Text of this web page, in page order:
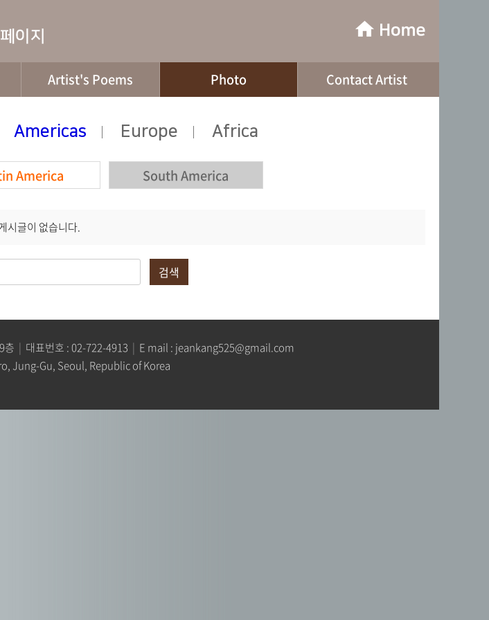
Artist's Poems Photo Contact Artist
Americas Europe Africa
America South America
시글이 없습니다.
검색
층 | 대표번호 :02-722-4913 | E mail : jeankang525@gmail.com
Jung-Gu, Seoul, Republic of Korea